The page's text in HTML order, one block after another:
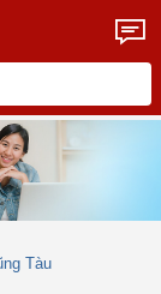
Tàu